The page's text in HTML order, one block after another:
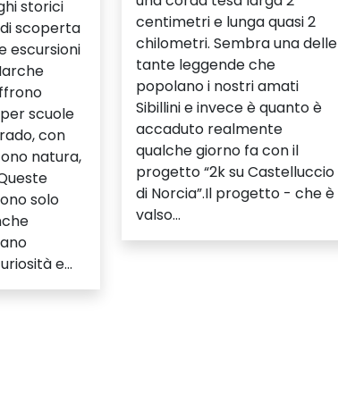
storici
scoperta
escursioni
scuole
con
natura,
solo
e...
centimetri e lunga quasi 2
chilometri. Sembra una delle
tante leggende che
popolano i nostri amati
Sibillini e invece è quanto è
accaduto realmente
qualche giorno fa con il
progetto “2k su Castelluccio
di Norcia”.Il progetto - che è
valso...